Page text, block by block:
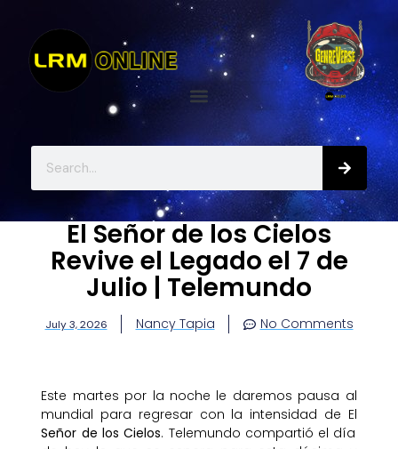
El Señor de los Cielos
Revive el Legado el 7 de
Julio | Telemundo
July 3, 2026 Nancy Tapia No Comments
Este martes por la noche le daremos pausa al
mundial para regresar con la intensidad de El
Señor de los Cielos. Telemundo compartió el día